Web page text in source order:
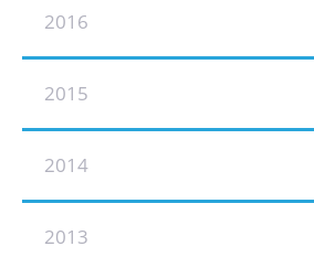
2016
2015
2014
2013